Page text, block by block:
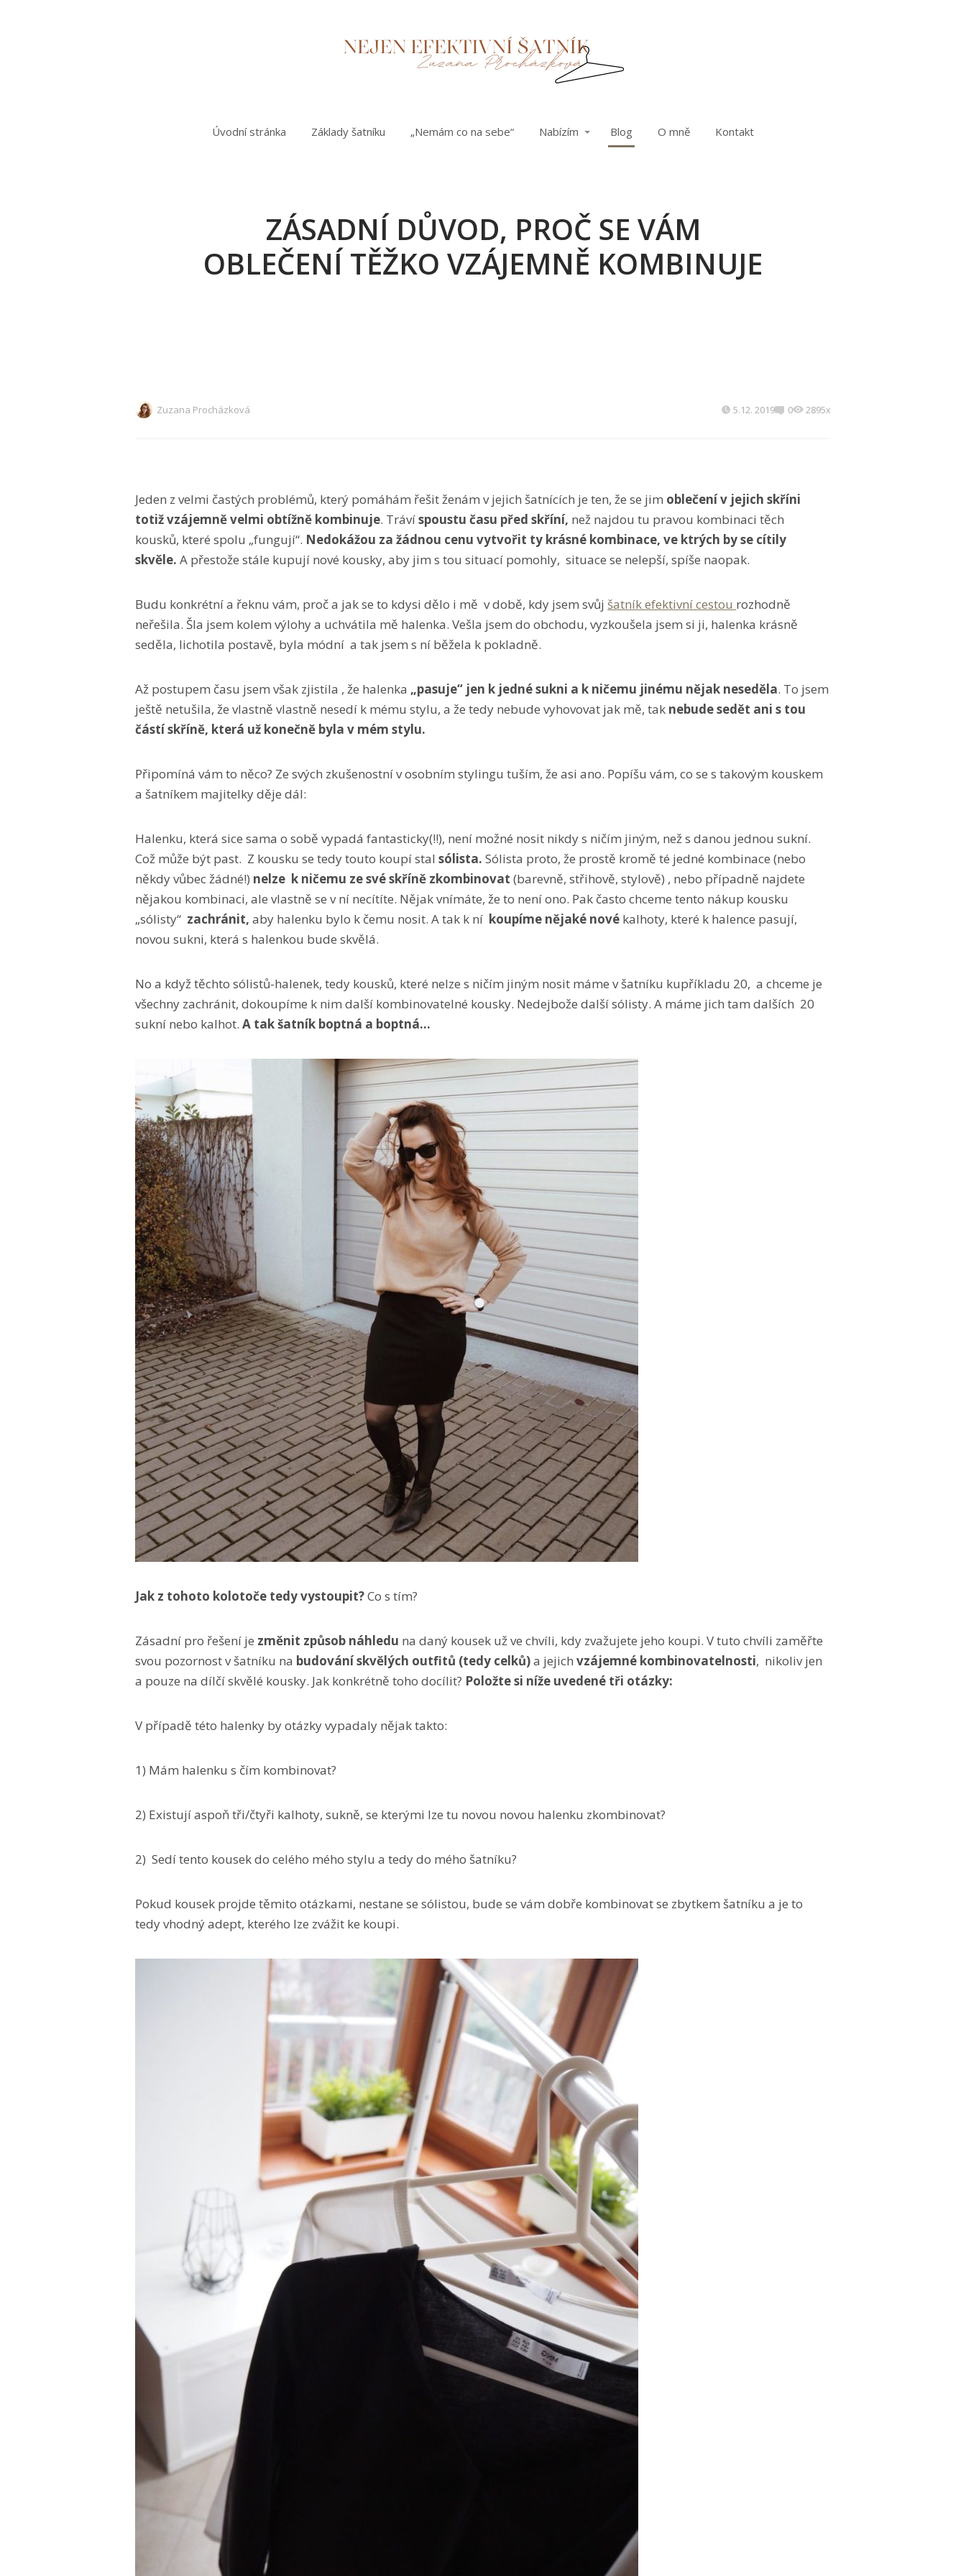
Úvodní stránka Základy šatníku „Nemám co na sebe“ Nabízím Blog O mně Kontakt
ZÁSADNÍ DŮVOD, PROČ SE VÁM
OBLEČENÍ TĚŽKO VZÁJEMNĚ KOMBINUJE
Zuzana Procházková 5.12. 2019 0 2895x
Jeden z velmi častých problémů, který pomáhám řešit ženám v jejich šatnících je ten, že se jim oblečení v jejich skříni
totiž vzájemně velmi obtížně kombinuje. Trávíspoustu času před skříní, než najdou tu pravou kombinaci těch
kousků, které spolu „fungují“. Nedokážou za žádnou cenu vytvořit ty krásné kombinace, ve ktrých by se cítily
skvěle. A přestože stále kupují nové kousky, aby jim s tou situací pomohly, situace se nelepší, spíše naopak.
Budu konkrétní a řeknu vám, proč a jak se to kdysi dělo i mě v době, kdy jsem svůj šatník efektivní cestou rozhodně
neřešila. Šla jsem kolem výlohy a uchvátila mě halenka. Vešla jsem do obchodu, vyzkoušela jsem si ji, halenka krásně
seděla, lichotila postavě, byla módní a tak jsem s ní běžela k pokladně.
Až postupem času jsem však zjistila , že halenka „pasuje“ jen k jedné sukni a k ničemu jinému nějak neseděla. To jsem
ještě netušila, že vlastně vlastně nesedí k mému stylu, a že tedy nebude vyhovovat jak mě, tak nebude sedět ani s tou
částí skříně, která už konečně byla v mém stylu.
Připomíná vám to něco? Ze svých zkušenostní v osobním stylingu tuším, že asi ano. Popíšu vám, co se s takovým kouskem
a šatníkem majitelky děje dál:
Halenku, která sice sama o sobě vypadá fantasticky(!!), není možné nosit nikdy s ničím jiným, než s danou jednou sukní.
Což může být past. Z kousku se tedy touto koupí stalsólista. Sólista proto, že prostě kromě té jedné kombinace (nebo
někdy vůbec žádné!) nelze k ničemu ze své skříně zkombinovat(barevně, střihově, stylově) , nebo případně najdete
nějakou kombinaci, ale vlastně se v ní necítíte. Nějak vnímáte, že to není ono. Pak často chceme tento nákup kousku
„sólisty“ zachránit, aby halenku bylo k čemu nosit. A tak k ní koupíme nějaké nové kalhoty, které k halence pasují,
novou sukni, která s halenkou bude skvělá.
No a když těchto sólistů-halenek, tedy kousků, které nelze s ničím jiným nosit máme v šatníku kupříkladu 20, a chceme je
všechny zachránit, dokoupíme k nim další kombinovatelné kousky. Nedejbože další sólisty. A máme jich tam dalších 20
sukní nebo kalhot.A tak šatník boptná a boptná…
Jak z tohoto kolotoče tedy vystoupit?Co s tím?
Zásadní pro řešení je změnit způsob náhledu na daný kousek už ve chvíli, kdy zvažujete jeho koupi. V tuto chvíli zaměřte
svou pozornost v šatníku na budování skvělých outfitů (tedy celků)a jejichvzájemné kombinovatelnosti, nikoliv jen
a pouze na dílčí skvělé kousky. Jak konkrétně toho docílit? Položte si níže uvedené tři otázky:
V případě této halenky by otázky vypadaly nějak takto:
1) Mám halenku s čím kombinovat?
2) Existují aspoň tři/čtyři kalhoty, sukně, se kterými lze tu novou novou halenku zkombinovat?
2) Sedí tento kousek do celého mého stylu a tedy do mého šatníku?
Pokud kousek projde těmito otázkami, nestane se sólistou, bude se vám dobře kombinovat se zbytkem šatníku a je to
tedy vhodný adept, kterého lze zvážit ke koupi.